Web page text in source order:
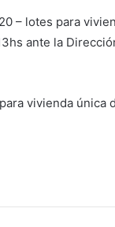
– lotes para
ante la
vivienda única